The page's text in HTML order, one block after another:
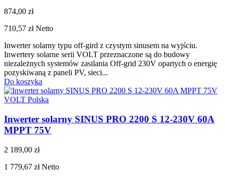
874,00 zł
710,57 złNetto
Inwerter solarny typu off-gird z czystym sinusem na wyjściu.
Inwertery solarne serii VOLT przeznaczone są do budowy
niezależnych systemów zasilania Off-grid 230V opartych o energię
pozyskiwaną z paneli PV, sieci...
Do koszyka
VOLT Polska
Inwerter solarny SINUS PRO 2200 S 12-230V 60A
MPPT 75V
2 189,00 zł
1 779,67 złNetto